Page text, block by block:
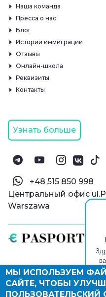
© Паспорт Онлайн
Политика
Оферта и
Наша команда
Пресса о нас
Блог
Истории иммиграции
Отзывы
Онлайн-школа
Реквизиты
Контакты
Узнать больше
‪+48 515 850 998‬
Центральный офис
Warszawa
МЫ ИСПОЛЬЗУЕМ
САЙТЕ, ЧТОБЫ
ПОЛЬЗОВАТЕЛЬСКИЙ